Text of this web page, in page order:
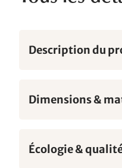
Description du
Dimensions &
Écologie &